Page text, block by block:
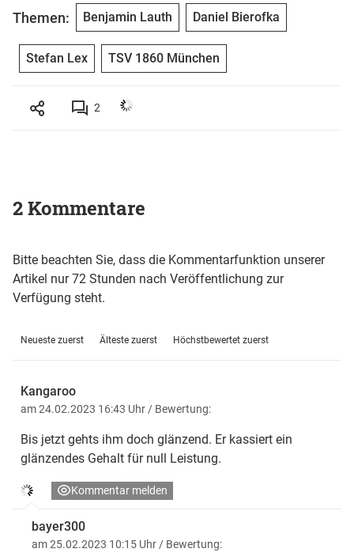
Themen: Benjamin Lauth Daniel Bierofka
Stefan Lex TSV 1860 München
2
2 Kommentare
Bitte beachten Sie, dass die Kommentarfunktion unserer
Artikel nur 72 Stunden nach Veröffentlichung zur
Verfügung steht.
Neueste zuerst Älteste zuerst Höchstbewertet zuerst
Kangaroo
am 24.02.2023 16:43 Uhr / Bewertung:
Bis jetzt gehts ihm doch glänzend. Er kassiert ein
glänzendes Gehalt für null Leistung.
Kommentar melden
bayer300
am 25.02.2023 10:15 Uhr / Bewertung: